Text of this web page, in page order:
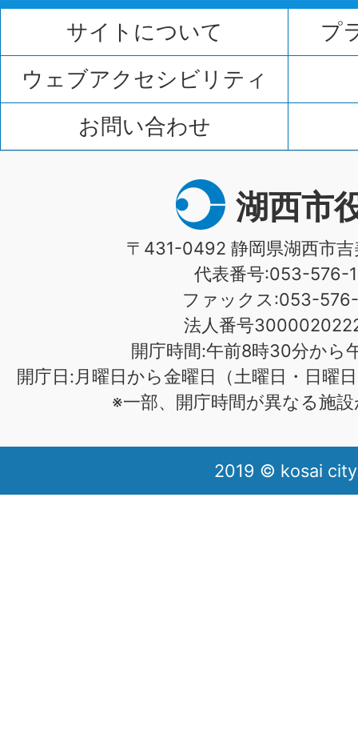
サイトについて
プ
ウェブアクセシビリティ
お問い合わせ
湖西市
〒431-0492 静岡県湖西市
代表番号:053-576-
ファックス:053-576-
法人番号
開庁時間:午前8時30分から
開庁日:月曜日から金曜日（土曜日・日曜
※一部、開庁時間が異なる施
2019 © kosai